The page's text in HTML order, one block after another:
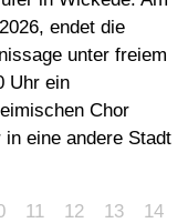
endet die
unter freiem
Uhr ein
Chor
in eine andere Stadt
11 12 13
14